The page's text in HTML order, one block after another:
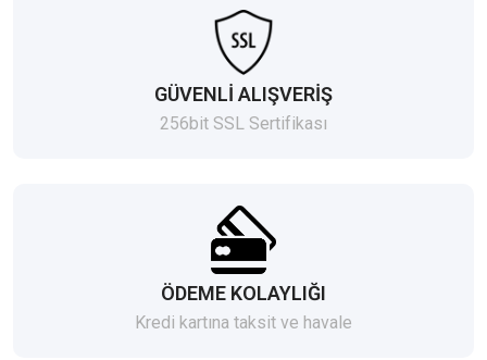
GÜVENLİ ALIŞVERİŞ
256bit SSL Sertifikası
ÖDEME KOLAYLIĞI
Kredi kartına taksit ve havale